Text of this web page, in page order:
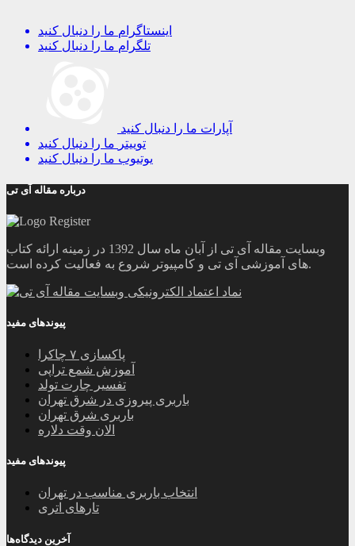
اینستاگرام ما را دنبال کنید
تلگرام ما را دنبال کنید
آپارات ما را دنبال کنید
توییتر ما را دنبال کنید
یوتیوب ما را دنبال کنید
درباره مقاله آی تی
وبسایت مقاله آی تی از آبان ماه سال 1392 در زمینه ارائه کتاب
های آموزشی آی تی و کامپیوتر شروع به فعالیت کرده است.
پیوندهای مفید
پاکسازی ۷ چاکرا
آموزش شمع تراپی
تفسیر چارت تولد
باربری پیروزی در شرق تهران
باربری شرق تهران
الان وقت دلاره
پیوندهای مفید
انتخاب باربری مناسب در تهران
تارهای اتری
آخرین دیدگاه‌ها